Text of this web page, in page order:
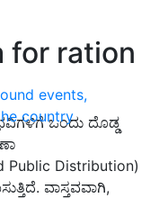
events,
country
for ration
ಒಂದು ದೊಡ್ಡ
Distribution)
ವಾಸ್ತವವಾಗಿ,